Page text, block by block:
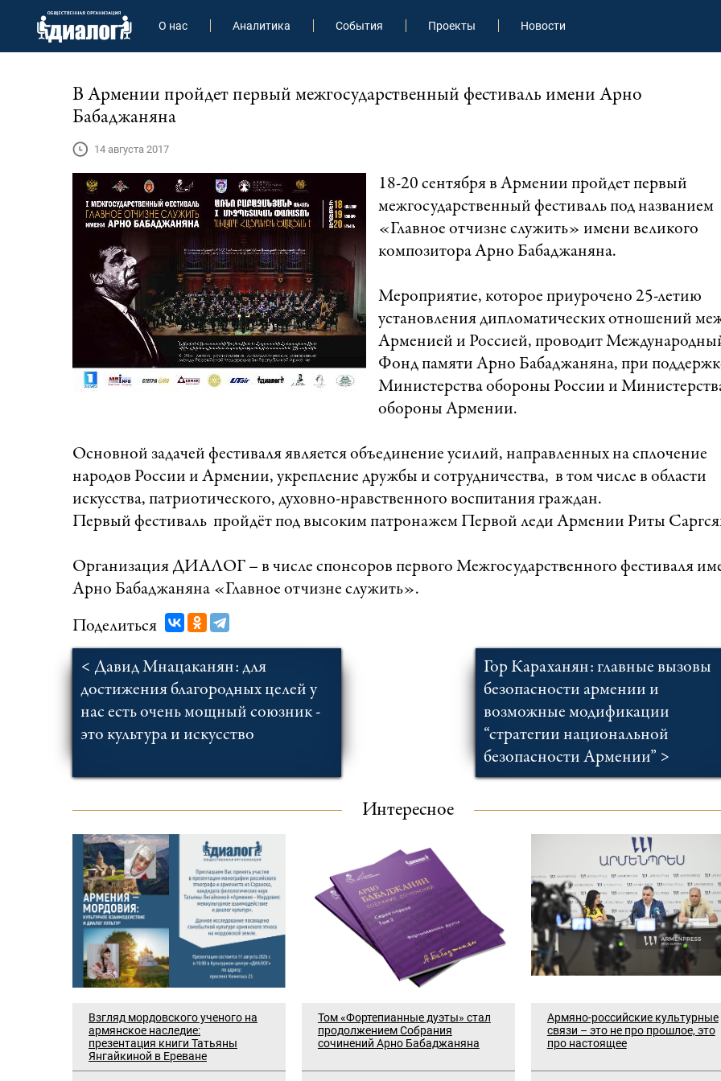
О нас Аналитика События Проекты Новости
В Армении пройдет первый межгосударственный фестиваль имени Арно
Бабаджаняна
14 августа 2017
18-20 сентября в Армении пройдет первый
межгосударственный фестиваль под названием
«Главное отчизне служить» имени великого
композитора Арно Бабаджаняна.
Мероприятие, которое приурочено 25-летию
установления дипломатических отношений
Арменией и Россией, проводит
Фонд памяти Арно Бабаджаняна, при
Министерства обороны России и
обороны Армении.
Основной задачей фестиваля является объединение усилий, направленных на сплочение
народов России и Армении, укрепление дружбы и сотрудничества, в том числе в области
искусства, патриотического, духовно-нравственного воспитания граждан.
Первый фестиваль пройдёт под высоким патронажем Первой леди Армении Риты
Организация ДИАЛОГ – в числе спонсоров первого Межгосударственного фестиваля
Арно Бабаджаняна «Главное отчизне служить».
Поделиться
< Давид Мнацаканян: для
достижения благородных целей у
нас есть очень мощный союзник -
это культура и искусство
Гор Караханян: главные вызовы
безопасности армении и
возможные модификации
“стратегии национальной
безопасности Армении” >
Интересное
Взгляд мордовского ученого на
армянское наследие:
презентация книги Татьяны
Янгайкиной в Ереване
Том «Фортепианные дуэты» стал
продолжением Собрания
сочинений Арно Бабаджаняна
Армяно-российские культурные
связи – это не про прошлое, это
про настоящее